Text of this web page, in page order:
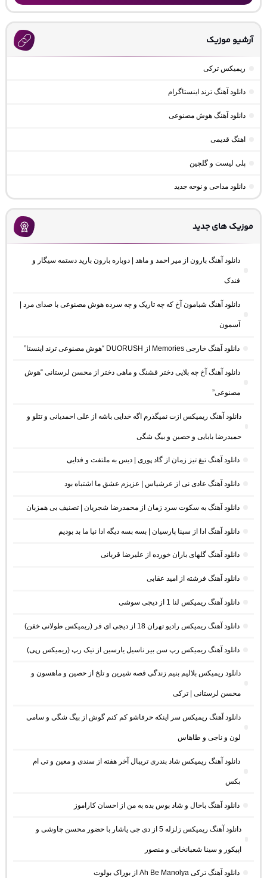
آرشیو موزیک
ریمیکس ترکی
دانلود آهنگ ترند اینستاگرام
دانلود آهنگ هوش مصنوعی
اهنگ قدیمی
پلی لیست و گلچین
دانلود مداحی و نوحه جدید
موزیک های جدید
دانلود آهنگ بارون از میر احمد و ماهد | دوباره بارون بارید دستمه سیگار و
فندک
دانلود آهنگ شبامون آخ که چه تاریک و چه سرده هوش مصنوعی با صدای مرد |
آسمون
دانلود آهنگ خارجی Memories از DUORUSH “هوش مصنوعی ترند اینستا”
دانلود آهنگ آخ چه بلایی دختر قشنگ و ماهی دختر از محسن لرستانی “هوش
مصنوعی”
دانلود آهنگ ریمیکس ازت نمیگذرم اگه خدایی باشه از علی احمدیانی و تتلو و
حمیدرضا بابایی و حصین و بیگ شگی
دانلود آهنگ تیغ تیز زمان از گاد پوری | دیس به ملتفت و فدایی
دانلود آهنگ عادی نی از عرشیاس | عزیزم عشق ما اشتباه بود
دانلود آهنگ به سکوت سرد زمان از محمدرضا شجریان | تصنیف بی همزبان
دانلود آهنگ ادا از سینا پارسیان | بسه بسه دیگه ادا نیا ما بد بودیم
دانلود آهنگ گلهای باران خورده از علیرضا قربانی
دانلود آهنگ فرشته از امید عقابی
دانلود آهنگ ریمیکس لنا 1 از دیجی سوشی
دانلود آهنگ ریمیکس رادیو تهران 18 از دیجی ای فر (ریمیکس طولانی خفن)
دانلود آهنگ ریمیکس رپ سن بیر ناسیل یارسین از تیک رپ (ریمیکس رپی)
دانلود ریمیکس بلالیم بنیم زندگی قصه شیرین و تلخ از حصین و ماهسون و
محسن لرستانی | ترکی
دانلود آهنگ ریمیکس سر اینکه حرفاشو کم کنم گوش از بیگ شگی و سامی
لون و ناجی و طاهاس
دانلود آهنگ ریمیکس شاد بندری تریبال آخر هفته از سندی و معین و تی ام
بکس
دانلود آهنگ باحال و شاد بوس بده به من از احسان کاراموز
دانلود آهنگ ریمیکس زلزله 5 از دی جی یاشار با حضور محسن چاوشی و
اپیکور و سینا شعبانخانی و منصور
دانلود آهنگ ترکی Ah Be Manolya از بوراک بولوت